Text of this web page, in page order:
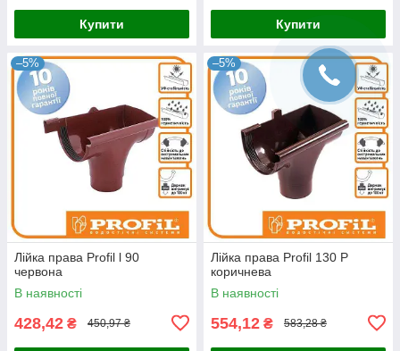
Купити Купити
–5%
Лійка права Profil l 90
червона
В наявності
428,42 ₴ 450,97 ₴
–5%
Лійка права Profil 130 Р
коричнева
В наявності
554,12 ₴ 583,28 ₴